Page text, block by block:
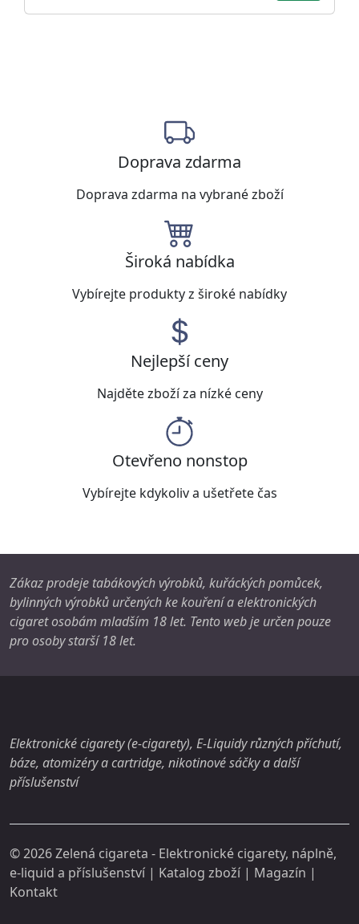
Doprava zdarma
Doprava zdarma na vybrané zboží
Široká nabídka
Vybírejte produkty z široké nabídky
Nejlepší ceny
Najděte zboží za nízké ceny
Otevřeno nonstop
Vybírejte kdykoliv a ušetřete čas
Zákaz prodeje tabákových výrobků, kuřáckých pomůcek,
bylinných výrobků určených ke kouření a elektronických
cigaret osobám mladším 18 let. Tento web je určen pouze
pro osoby starší 18 let.
Elektronické cigarety (e-cigarety), E-Liquidy různých příchutí,
báze, atomizéry a cartridge, nikotinové sáčky a další
příslušenství
© 2026Zelená cigareta - Elektronické cigarety, náplně,
e-liquid a příslušenství | Katalog zboží | Magazín |
Kontakt